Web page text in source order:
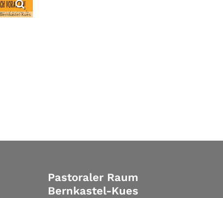
Kues
Pastoraler Raum
Bernkastel-Kues